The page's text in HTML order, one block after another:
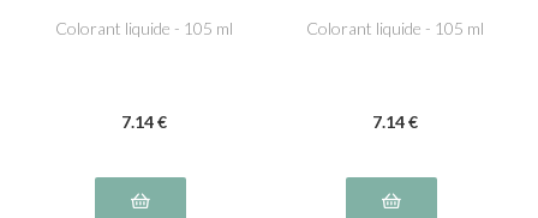
Colorant liquide - 105 ml
7.14 €
Colorant liquide - 105 ml
7.14 €